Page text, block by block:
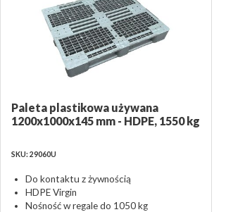
Paleta plastikowa używana
1200x1000x145 mm - HDPE, 1550 kg
SKU: 29060U
Do kontaktu z żywnością
HDPE Virgin
Nośność w regale do 1050 kg